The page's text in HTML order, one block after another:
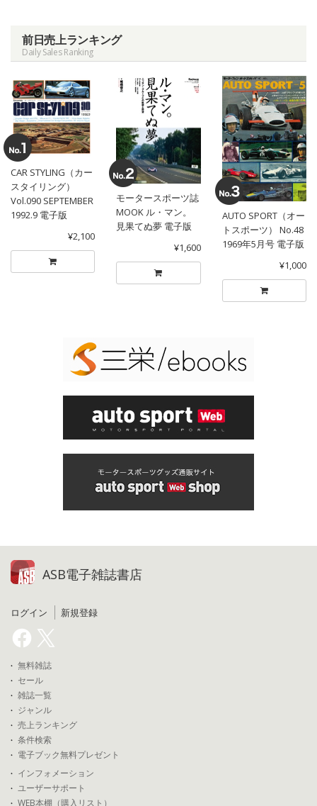
前日売上ランキング
Daily Sales Ranking
CAR STYLING（カー
スタイリング）
Vol.090 SEPTEMBER
1992.9 電子版
¥2,100
モータースポーツ誌
MOOK ル・マン。
見果てぬ夢 電子版
¥1,600
AUTO SPORT（オー
トスポーツ） No.48
1969年5月号 電子版
¥1,000
ASB電子雑誌書店
ログイン 新規登録
無料雑誌
セール
雑誌一覧
ジャンル
売上ランキング
条件検索
電子ブック無料プレゼント
インフォメーション
ユーザーサポート
WEB本棚（購入リスト）